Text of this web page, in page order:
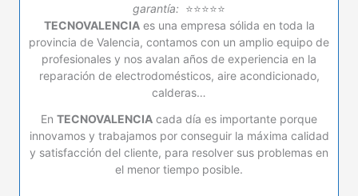
garantía: ⭐⭐⭐⭐⭐
TECNOVALENCIAes una empresa sólida en toda la
provincia de Valencia, contamos con un amplio equipo de
profesionales y nos avalan años de experiencia en la
reparación de electrodomésticos, aire acondicionado,
calderas…
En TECNOVALENCIA cada día es importante porque
innovamos y trabajamos por conseguir la máxima calidad
y satisfacción del cliente, para resolver sus problemas en
el menor tiempo posible.